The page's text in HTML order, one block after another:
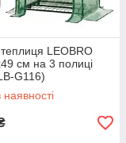
LEOBRO
см на 3 полиці
G116)